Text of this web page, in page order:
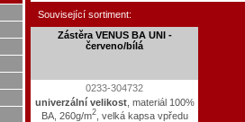
Související sortiment:
Zástěra VENUS BA UNI -
červeno/bílá
0233-304732
univerzální velikost, materiál 100%
BA, 260g/m2, velká kapsa vpředu